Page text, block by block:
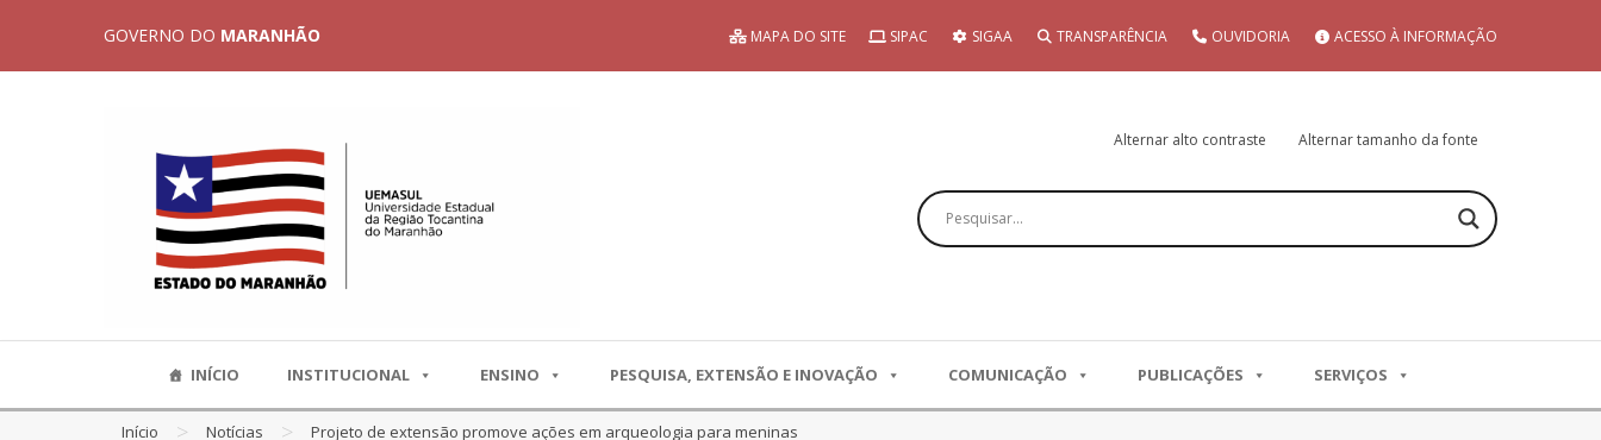
GOVERNO DO MARANHÃO MAPA DO SITE SIPAC SIGAA TRANSPARÊNCIA OUVIDORIA ACESSO À INFORMAÇÃO
Alternar alto contraste Alternar tamanho da fonte
Pesquisar
INÍCIO INSTITUCIONAL ENSINO PESQUISA, EXTENSÃO E INOVAÇÃO COMUNICAÇÃO PUBLICAÇÕES SERVIÇOS
Início > Notícias > Projeto de extensão promove ações em arqueologia para meninas